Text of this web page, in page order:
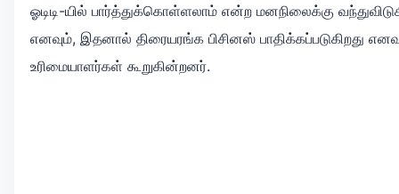
ஓடிடி-யில் பார்த்துக்கொள்ளலாம் என்ற மனநிலைக்கு
எனவும், இதனால் திரையரங்க பிசினஸ் பாதிக்கப்படுகிறது
உரிமையாளர்கள் கூறுகின்றனர்.